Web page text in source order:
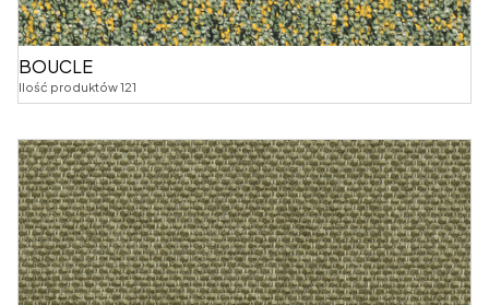
BOUCLE
Ilość produktów 121